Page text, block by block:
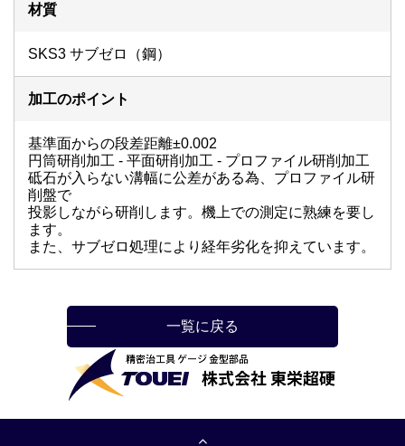
材質
SKS3 サブゼロ（鋼）
加工のポイント
基準面からの段差距離±0.002
円筒研削加工 - 平面研削加工 - プロファイル研削加工
砥石が入らない溝幅に公差がある為、プロファイル研
削盤で
投影しながら研削します。機上での測定に熟練を要し
ます。
また、サブゼロ処理により経年劣化を抑えています。
一覧に戻る